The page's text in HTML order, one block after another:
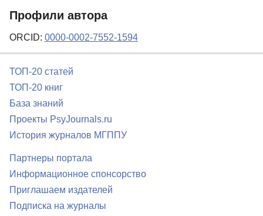
Профили автора
ORCID: 0000-0002-7552-1594
ТОП-20 статей
ТОП-20 книг
База знаний
Проекты PsyJournals.ru
История журналов МГППУ
Партнеры портала
Информационное спонсорство
Приглашаем издателей
Подписка на журналы